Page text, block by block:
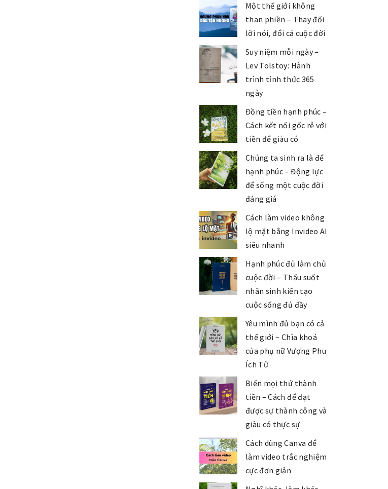
Một thế giới không
than phiền – Thay đổi
lời nói, đổi cả cuộc đời
Suy niệm mỗi ngày –
Lev Tolstoy: Hành
trình tỉnh thức 365
ngày
Đồng tiền hạnh phúc –
Cách kết nối gốc rễ với
tiền để giàu có
Chúng ta sinh ra là để
hạnh phúc – Động lực
để sống một cuộc đời
đáng giá
Cách làm video không
lộ mặt bằng Invideo AI
siêu nhanh
Hạnh phúc đủ làm chủ
cuộc đời – Thấu suốt
nhân sinh kiến tạo
cuộc sống đủ đầy
Yêu mình đủ bạn có cả
thế giới – Chìa khoá
của phụ nữ Vượng Phu
Ích Tử
Biến mọi thứ thành
tiền – Cách để đạt
được sự thành công và
giàu có thực sự
Cách dùng Canva để
làm video trắc nghiệm
cực đơn giản